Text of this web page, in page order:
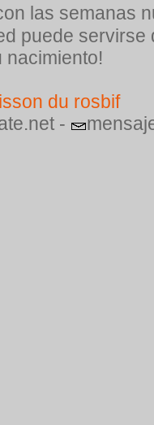
las semanas
puede
nacimiento!
du rosbif
-